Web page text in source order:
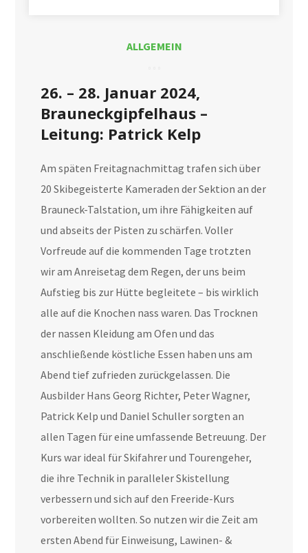
ALLGEMEIN
26. – 28. Januar 2024,
Brauneckgipfelhaus –
Leitung: Patrick Kelp
Am späten Freitagnachmittag trafen sich über
20 Skibegeisterte Kameraden der Sektion an der
Brauneck-Talstation, um ihre Fähigkeiten auf
und abseits der Pisten zu schärfen. Voller
Vorfreude auf die kommenden Tage trotzten
wir am Anreisetag dem Regen, der uns beim
Aufstieg bis zur Hütte begleitete – bis wirklich
alle auf die Knochen nass waren. Das Trocknen
der nassen Kleidung am Ofen und das
anschließende köstliche Essen haben uns am
Abend tief zufrieden zurückgelassen. Die
Ausbilder Hans Georg Richter, Peter Wagner,
Patrick Kelp und Daniel Schuller sorgten an
allen Tagen für eine umfassende Betreuung. Der
Kurs war ideal für Skifahrer und Tourengeher,
die ihre Technik in paralleler Skistellung
verbessern und sich auf den Freeride-Kurs
vorbereiten wollten. So nutzen wir die Zeit am
ersten Abend für Einweisung, Lawinen- &